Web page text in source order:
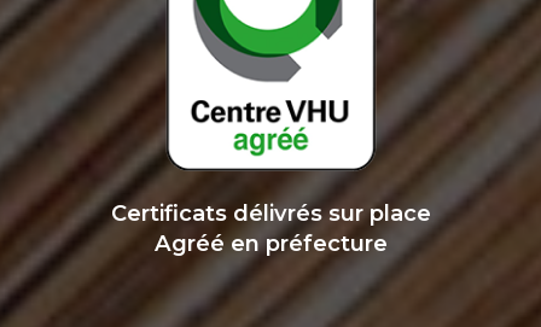
Certificats délivrés sur place
Agréé en préfecture